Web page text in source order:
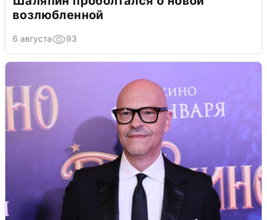
возлюбленной
6 августа 93